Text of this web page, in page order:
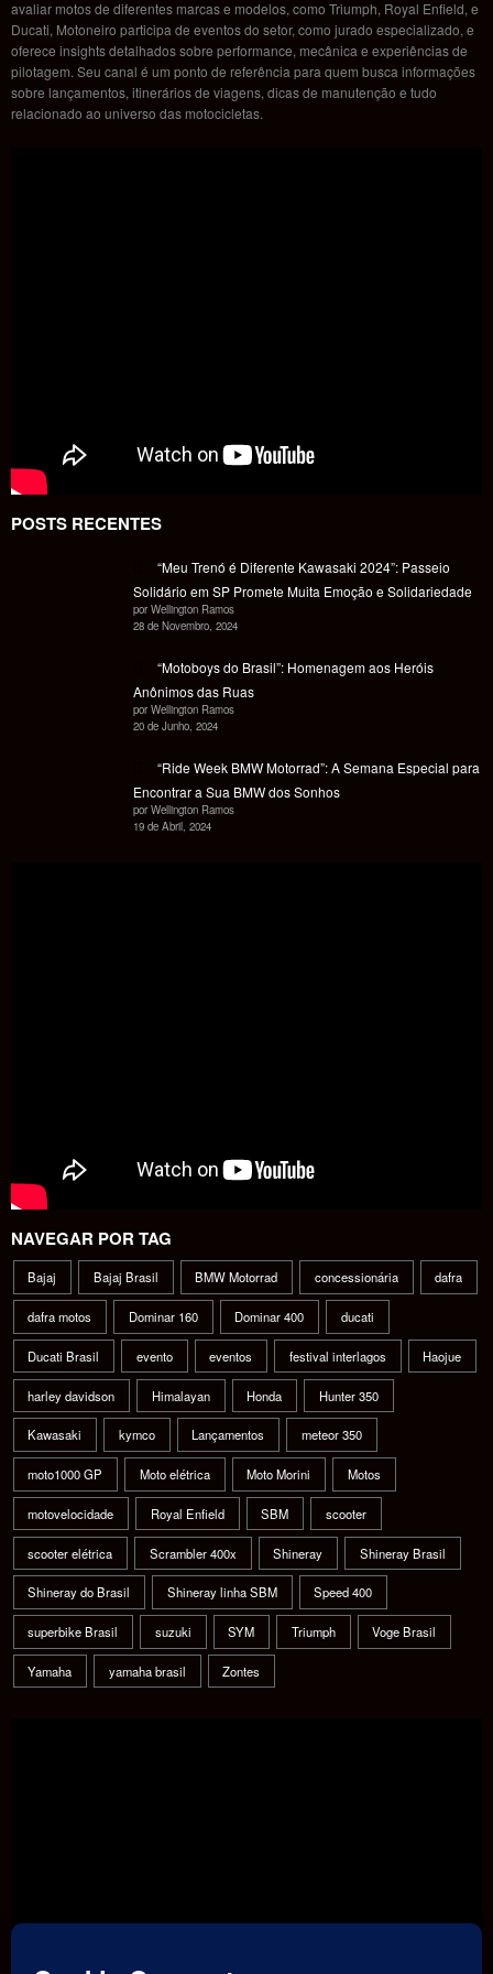
avaliar motos de diferentes marcas e modelos, como Triumph, Royal Enfield, e
Ducati, Motoneiro participa de eventos do setor, como jurado especializado, e
oferece insights detalhados sobre performance, mecânica e experiências de
pilotagem. Seu canal é um ponto de referência para quem busca informações
sobre lançamentos, itinerários de viagens, dicas de manutenção e tudo
relacionado ao universo das motocicletas.
POSTS RECENTES
“Meu Trenó é Diferente Kawasaki 2024”: Passeio
Solidário em SP Promete Muita Emoção e Solidariedade
por Wellington Ramos
28 de Novembro, 2024
“Motoboys do Brasil”: Homenagem aos Heróis
Anônimos das Ruas
por Wellington Ramos
20 de Junho, 2024
“Ride Week BMW Motorrad”: A Semana Especial para
Encontrar a Sua BMW dos Sonhos
por Wellington Ramos
19 de Abril, 2024
NAVEGAR POR TAG
Bajaj Bajaj Brasil BMW Motorrad concessionária dafra
dafra motos Dominar 160 Dominar 400 ducati
Ducati Brasil evento eventos festival interlagos Haojue
harley davidson Himalayan Honda Hunter 350
Kawasaki kymco Lançamentos meteor 350
moto1000 GP Moto elétrica Moto Morini Motos
motovelocidade Royal Enfield SBM scooter
scooter elétrica Scrambler 400x Shineray Shineray Brasil
Shineray do Brasil Shineray linha SBM Speed 400
superbike Brasil suzuki SYM Triumph Voge Brasil
Yamaha yamaha brasil Zontes